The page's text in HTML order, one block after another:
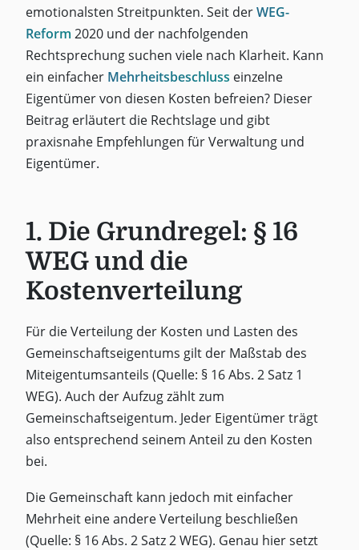
emotionalsten Streitpunkten. Seit derWEG-
Reform 2020 und der nachfolgenden
Rechtsprechung suchen viele nach Klarheit. Kann
ein einfacher Mehrheitsbeschluss einzelne
Eigentümer von diesen Kosten befreien? Dieser
Beitrag erläutert die Rechtslage und gibt
praxisnahe Empfehlungen für Verwaltung und
Eigentümer.
1. Die Grundregel: § 16
WEG und die
Kostenverteilung
Für die Verteilung der Kosten und Lasten des
Gemeinschaftseigentums gilt der Maßstab des
Miteigentumsanteils (Quelle: § 16 Abs. 2 Satz 1
WEG). Auch der Aufzug zählt zum
Gemeinschaftseigentum. Jeder Eigentümer trägt
also entsprechend seinem Anteil zu den Kosten
bei.
Die Gemeinschaft kann jedoch mit einfacher
Mehrheit eine andere Verteilung beschließen
(Quelle: § 16 Abs. 2 Satz 2 WEG). Genau hier setzt